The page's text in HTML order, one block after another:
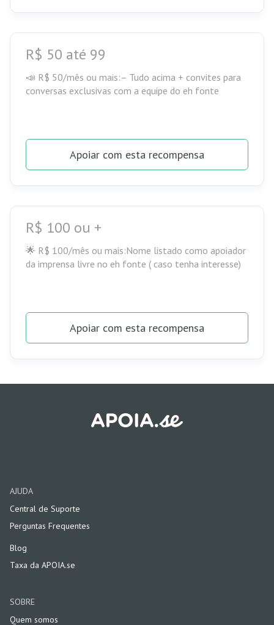
R$ 50 até 99
📣 R$ 50/mês ou mais:– Tudo acima + convites para
conversas exclusivas com a equipe do eh fonte
Apoiar com esta recompensa
R$ 100 ou +
🌟 R$ 100/mês ou mais:Nome listado como apoiador
da imprensa livre no eh fonte ( caso tenha interesse)
Apoiar com esta recompensa
AJUDA
Central de Suporte
Perguntas Frequentes
Blog
Taxa da APOIA.se
SOBRE
Quem somos